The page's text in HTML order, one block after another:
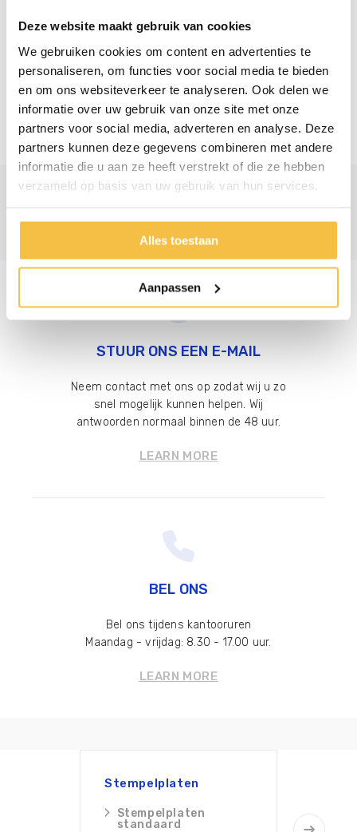
Deze website maakt gebruik van cookies
We gebruiken cookies om content en advertenties te
personaliseren, om functies voor social media te bieden
en om ons websiteverkeer te analyseren. Ook delen we
informatie over uw gebruik van onze site met onze
partners voor social media, adverteren en analyse. Deze
partners kunnen deze gegevens combineren met andere
informatie die u aan ze heeft verstrekt of die ze hebben
verzameld op basis van uw gebruik van hun services.
Alles toestaan
Aanpassen
op te nemen. Wij geven uw gegevens niet door aan
derden en bewaren ze slechts 10 dagen.
Bericht versturen
STUUR ONS EEN E-MAIL
Neem contact met ons op zodat wij u zo
snel mogelijk kunnen helpen. Wij
antwoorden normaal binnen de 48 uur.
LEARN MORE
BEL ONS
Bel ons tijdens kantooruren
Maandag - vrijdag: 8.30 - 17.00 uur.
LEARN MORE
Stempelplaten
Stempelplaten
standaard